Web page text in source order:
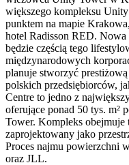
większego kompleksu
punktem na mapie
hotel Radisson RED.
będzie częścią tego
międzynarodowych
planuje stworzyć
polskich przedsiębiorców,
Centre to jedno z
oferujące ponad 50 tys. m²
Tower. Kompleks obejmuje
zaprojektowany jako
Proces najmu powierzchni
oraz JLL.